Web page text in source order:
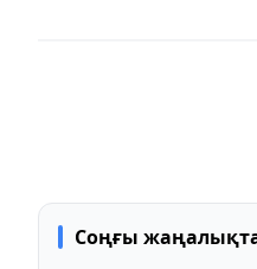
Соңғы